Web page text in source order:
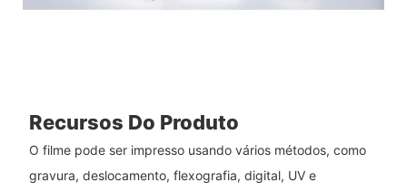
Recursos Do Produto
O filme pode ser impresso usando vários métodos, como
gravura, deslocamento, flexografia, digital, UV e